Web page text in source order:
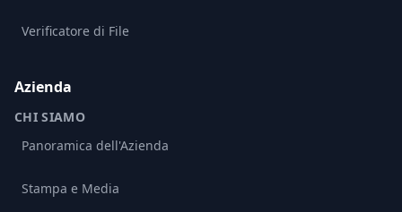
Verificatore di File
Azienda
CHI SIAMO
Panoramica dell'Azienda
Stampa e Media